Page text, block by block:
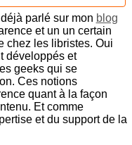
parlé sur mon blog
et un un certain
chez les libristes. Oui
développés et
geeks qui se
Ces notions
quant à la façon
Et comme
et du support de la